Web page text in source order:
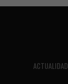
ACTUALIDAD